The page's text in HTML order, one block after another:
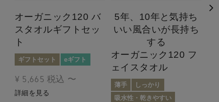
オーガニック120 バ
スタオルギフトセッ
ト
ギフトセット eギフト
¥ 5,665 税込 〜
詳細を見る
5年、10年と気持ち
いい風合いが長持ち
する
オーガニック120 フ
ェイスタオル
薄手
しっかり
吸水性・乾きやすい